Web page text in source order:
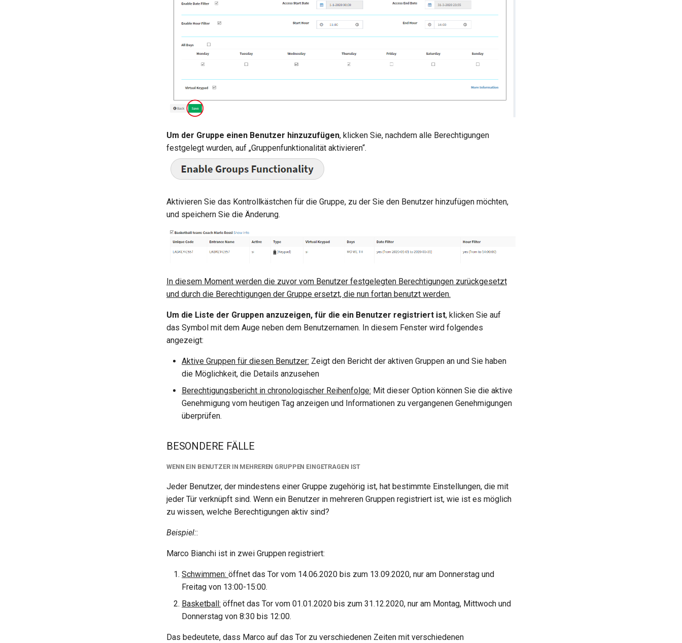
Um der Gruppe einen Benutzer hinzuzufügen, klicken Sie, nachdem alle Berechtigungen
festgelegt wurden, auf „Gruppenfunktionalität aktivieren“.
Aktivieren Sie das Kontrollkästchen für die Gruppe, zu der Sie den Benutzer hinzufügen möchten,
und speichern Sie die Änderung.
In diesem Moment werden die zuvor vom Benutzer festgelegten Berechtigungen zurückgesetzt
und durch die Berechtigungen der Gruppe ersetzt, die nun fortan benutzt werden.
Um die Liste der Gruppen anzuzeigen, für die ein Benutzer registriert ist, klicken Sie auf
das Symbol mit dem Auge neben dem Benutzernamen. In diesem Fenster wird folgendes
angezeigt:
Aktive Gruppen für diesen Benutzer: Zeigt den Bericht der aktiven Gruppen an und Sie haben
die Möglichkeit, die Details anzusehen
Berechtigungsbericht in chronologischer Reihenfolge: Mit dieser Option können Sie die aktive
Genehmigung vom heutigen Tag anzeigen und Informationen zu vergangenen Genehmigungen
überprüfen.
BESONDERE FÄLLE
WENN EIN BENUTZER IN MEHREREN GRUPPEN EINGETRAGEN IST
Jeder Benutzer, der mindestens einer Gruppe zugehörig ist, hat bestimmte Einstellungen, die mit
jeder Tür verknüpft sind. Wenn ein Benutzer in mehreren Gruppen registriert ist, wie ist es möglich
zu wissen, welche Berechtigungen aktiv sind?
Beispiel::
Marco Bianchi ist in zwei Gruppen registriert:
Schwimmen: öffnet das Tor vom 14.06.2020 bis zum 13.09.2020, nur am Donnerstag und
Freitag von 13:00-15:00.
Basketball: öffnet das Tor vom 01.01.2020 bis zum 31.12.2020, nur am Montag, Mittwoch und
Donnerstag von 8:30 bis 12:00.
Das bedeutete, dass Marco auf das Tor zu verschiedenen Zeiten mit verschiedenen